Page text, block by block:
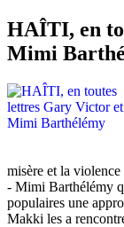
HAÎTI, en
Mimi
misère et la
- Mimi Barthélémy
populaires une
Makki les a